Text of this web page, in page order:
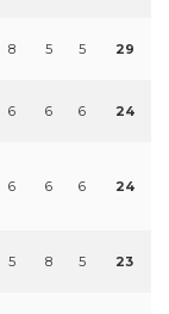
8 5 5 29
6 6 6 24
6 6 6 24
5 8 5 23